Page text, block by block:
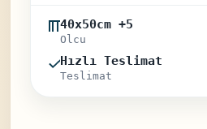
40x50cm +5
Olcu
Hızlı Teslimat
Teslimat